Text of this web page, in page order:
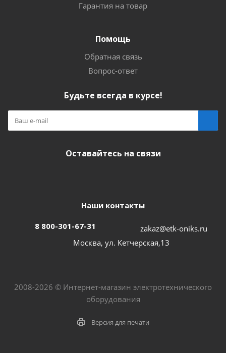
Гарантия на товар
Помощь
Обратная связь
Вопрос-ответ
Будьте всегда в курсе!
Оставайтесь на связи
Наши контакты
8 800-301-67-31
zakaz@etk-oniks.ru
Москва, ул. Кетчерская,13
2008-2026 © Интернет-магазин электротехнического
оборудования
Версия для печати